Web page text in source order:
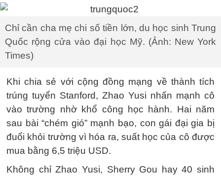
Chỉ cần cha mẹ chi số tiền lớn, du học sinh Trung
Quốc rộng cửa vào đại học Mỹ. (Ảnh: New York
Times)
Khi chia sẻ với cộng đồng mạng về thành tích
trúng tuyển Stanford, Zhao Yusi nhấn mạnh cô
vào trường nhờ khổ công học hành. Hai năm
sau bài “chém gió” mạnh bạo, con gái đại gia bị
đuổi khỏi trường vì hóa ra, suất học của cô được
mua bằng 6,5 triệu USD.
Không chỉ Zhao Yusi, Sherry Gou hay 40 sinh